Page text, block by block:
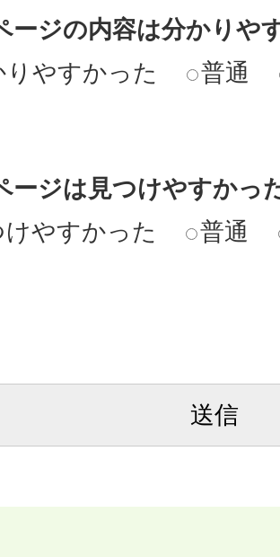
ージの内容は分かりや
りやすかった
普通
ージは見つけやすかっ
けやすかった
普通